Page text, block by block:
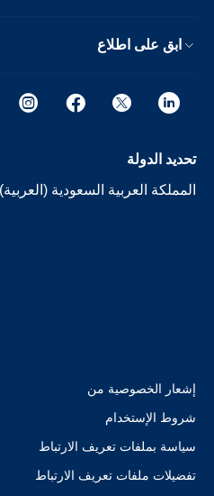
ابق على اطلاع
تحديد الدولة
المملكة العربية السعودية (العربية)
إشعار الخصوصية من
شروط الإستخدام
سياسة بملفات تعريف الارتباط
تفضيلات ملفات تعريف الارتباط